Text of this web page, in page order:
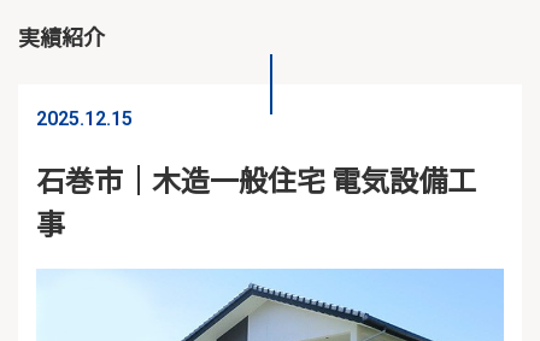
実績紹介
2025.12.15
石巻市｜木造一般住宅 電気設備工
事